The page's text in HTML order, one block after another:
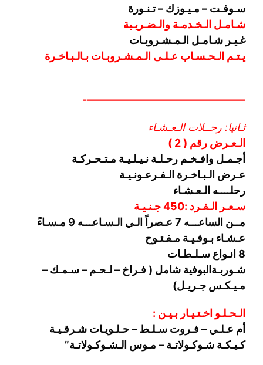
سـوفـت – مـيـوزك – تـنـورة
شـامـل الـخـدمـة والـضـريـبة
غـيـر شـامـل الـمـشـروبـات
يـتـم الـحـسـاب عـلـى الـمـشـروبـات بـالـبـاخـرة
———————————————-
ثـانيا: رحــلات الـعـشـاء
الـعـرض رقم ( 2 )
أجـمـل وافـخـم رحـلـة نـيـلـيـة مـتـحـركـة
عـرض الـبـاخـرة الـفـرعـونـيـة
رحلــــه الـعـشـاء
سـعـر الـفـرد :450 جـنـيـة
مــن الساعـــه 7 عـصراً الـي الـسـاعـــه 9 مـسـاءً
عـشـاء بـوفـيـة مـفـتـوح
8 انـواع سـلـطـات
شـوربـة البوفية شامل ( فـراخ – لـحـم – سـمـك –
مـيـكـس جـريـل)
الـحـلـو اخـتـيـار بـيـن :
أم عـلـي – فـروت سـلـط – حـلـويـات شـرقـيـة
كـيـكـة شـوكـولاتـة – مـوس الـشـوكـولاتـة”